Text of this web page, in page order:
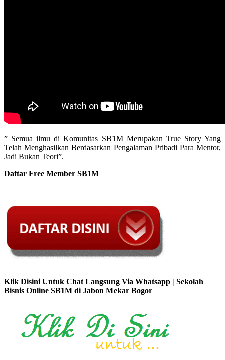
” Semua ilmu di Komunitas SB1M Merupakan True Story Yang
Telah Menghasilkan Berdasarkan Pengalaman Pribadi Para Mentor,
Jadi Bukan Teori”.
Daftar Free Member SB1M
Klik Disini Untuk Chat Langsung Via Whatsapp | Sekolah
Bisnis Online SB1M di Jabon Mekar Bogor